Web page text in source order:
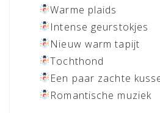
Warme plaids
Intense geurstokjes
Nieuw warm tapijt
Tochthond
Een paar zachte
Romantische muziek